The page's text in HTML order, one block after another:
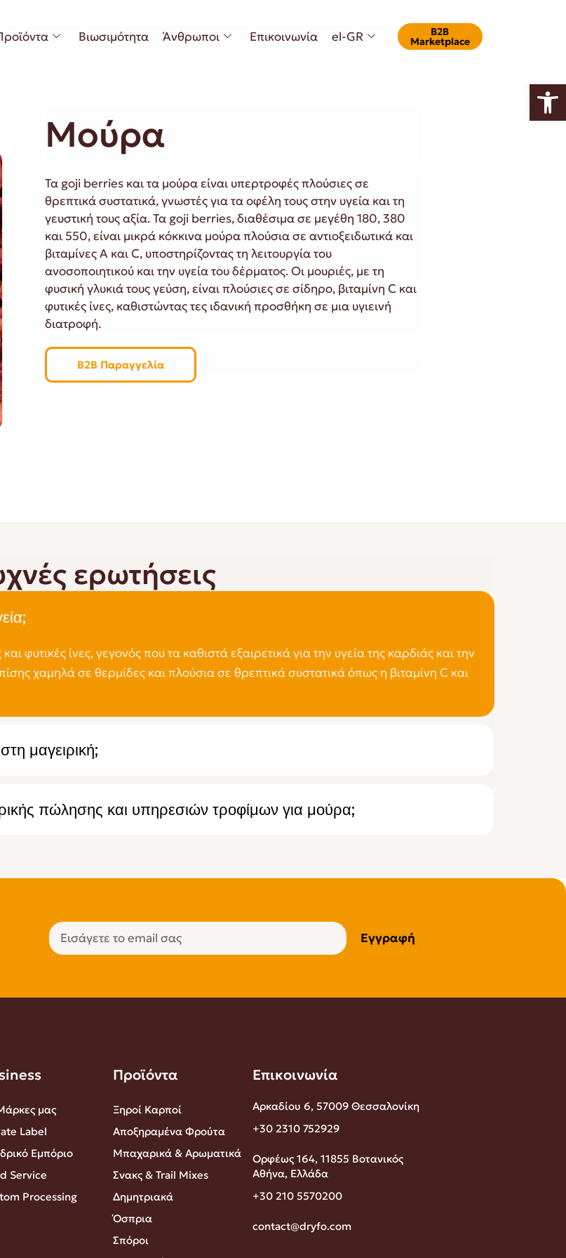
Βιωσιμότητα Άνθρωποι Επικοινωνία el-GR Β2Β
Marketplace
Μούρα
Τα goji berries και τα μούρα είναι υπερτροφές πλούσιες σε
θρεπτικά συστατικά, γνωστές για τα οφέλη τους στην υγεία και τη
γευστική τους αξία. Τα goji berries, διαθέσιμα σε μεγέθη 180, 380
και 550, είναι μικρά κόκκινα μούρα πλούσια σε αντιοξειδωτικά και
βιταμίνες Α και C, υποστηρίζοντας τη λειτουργία του
ανοσοποιητικού και την υγεία του δέρματος. Οι μουριές, με τη
φυσική γλυκιά τους γεύση, είναι πλούσιες σε σίδηρο, βιταμίνη C και
φυτικές ίνες, καθιστώντας τες ιδανική προσθήκη σε μια υγιεινή
διατροφή.
B2B Παραγγελία
ερωτήσεις
φυτικές ίνες, γεγονός που τα καθιστά εξαιρετικά για την υγεία της καρδιάς και την
χαμηλά σε θερμίδες και πλούσια σε θρεπτικά συστατικά όπως η βιταμίνη C και
μαγειρική;
πώλησης και υπηρεσιών τροφίμων για μούρα;
Εγγραφή
μας
Label
Εμπόριο
Service
Processing
Προϊόντα
Ξηροί Καρποί
Αποξηραμένα Φρούτα
Μπαχαρικά & Αρωματικά
Σνακς & Trail Mixes
Δημητριακά
Όσπρια
Σπόροι
Επικοινωνία
Αρκαδίου 6, 57009 Θεσσαλονίκη
+30 2310 752929
Ορφέως 164, 11855 Βοτανικός
Αθήνα, Ελλάδα
+30 210 5570200
contact@dryfo.com